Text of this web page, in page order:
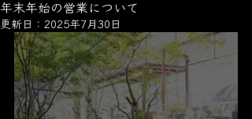
年末年始の営業について
更新日： 2025年7月30日